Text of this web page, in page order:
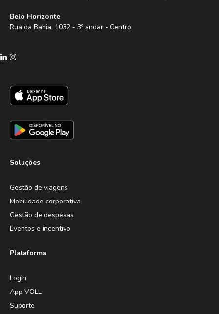
Belo Horizonte
Rua da Bahia, 1032 - 3º andar - Centro
Soluções
Gestão de viagens
Mobilidade corporativa
Gestão de despesas
Eventos e incentivo
Plataforma
Login
App VOLL
Suporte